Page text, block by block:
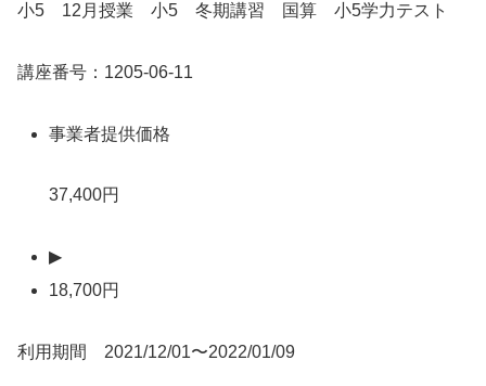
小5 12月授業 小5 冬期講習 国算 小5学力テスト
講座番号：1205-06-11
事業者提供価格
37,400円
▶
18,700円
利用期間 2021/12/01〜2022/01/09